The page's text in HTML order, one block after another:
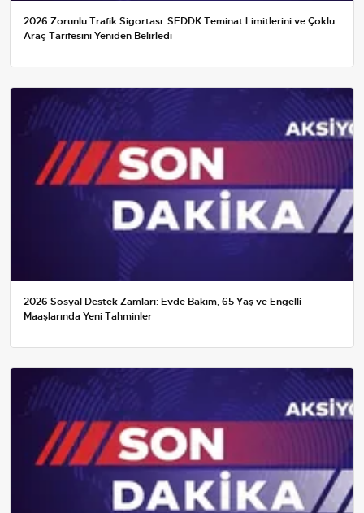
2026 Zorunlu Trafik Sigortası: SEDDK Teminat Limitlerini ve Çoklu
Araç Tarifesini Yeniden Belirledi
2026 Sosyal Destek Zamları: Evde Bakım, 65 Yaş ve Engelli
Maaşlarında Yeni Tahminler